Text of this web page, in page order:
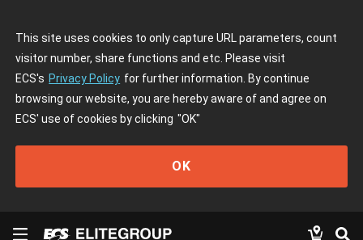
This site uses cookies to only capture URL parameters, count
visitor number, share functions and etc. Please visit
ECS's Privacy Policy for further information. By continue
browsing our website, you are hereby aware of and agree on
ECS' use of cookies by clicking "OK"
OK